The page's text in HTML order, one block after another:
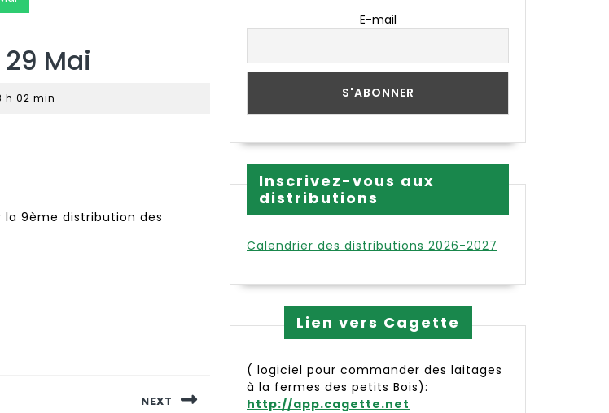
Mai
h 02 min
la 9ème distribution des
NEXT
E-mail
Inscrivez-vous aux
distributions
Calendrier des distributions 2026-2027
Lien vers Cagette
( logiciel pour commander des laitages
à la fermes des petits Bois):
http://app.cagette.net